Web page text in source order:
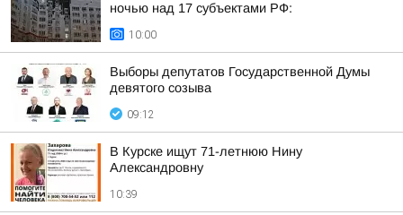
ночью над 17 субъектами РФ:
10:00
Выборы депутатов Государственной Думы
девятого созыва
09:12
В Курске ищут 71-летнюю Нину
Александровну
10:39